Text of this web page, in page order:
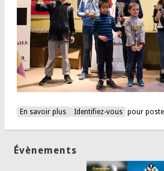
En savoir plus
à propos de 35 jeunes 2020
Identifiez-vous pour
Évènements